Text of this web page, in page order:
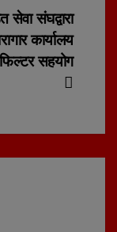
सेवा संघद्वारा
कार्यालय
सहयोग